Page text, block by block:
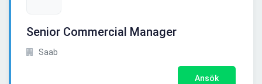
Senior Commercial Manager
Saab
Ansök